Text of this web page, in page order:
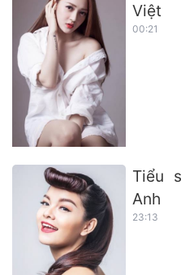
Việt
00:21
Tiểu
Anh
23:13